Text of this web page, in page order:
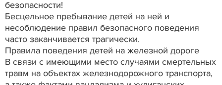
безопасности!
Бесцельное пребывание детей на ней и
несоблюдение правил безопасного поведения
часто заканчивается трагически.
Правила поведения детей на железной дороге
В связи с имеющими место случаями смертельных
травм на объектах железнодорожного транспорта,